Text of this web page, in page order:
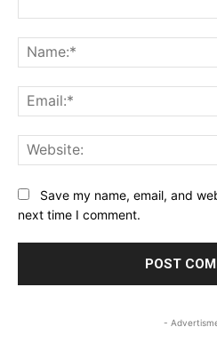
Save my name, email, and
next time I comment.
-